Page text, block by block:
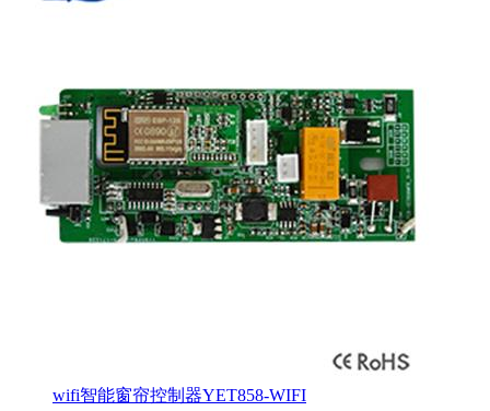
wifi智能窗帘控制器YET858-WIFI